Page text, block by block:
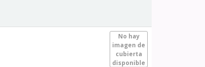
No hay
imagen de
cubierta
disponible